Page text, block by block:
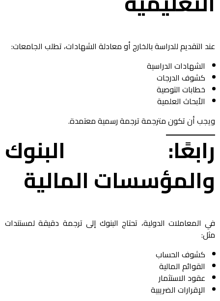
عند التقديم للدراسة بالخارج أو معادلة الشهادات، تطلب الجامعات:
الشهادات الدراسية
كشوف الدرجات
خطابات التوصية
الأبحاث العلمية
ويجب أن تكون مترجمة ترجمة رسمية معتمدة.
رابعًا: البنوك
والمؤسسات المالية
في المعاملات الدولية، تحتاج البنوك إلى ترجمة دقيقة لمستندات
مثل:
كشوف الحساب
القوائم المالية
عقود الاستثمار
الإقرارات الضريبية